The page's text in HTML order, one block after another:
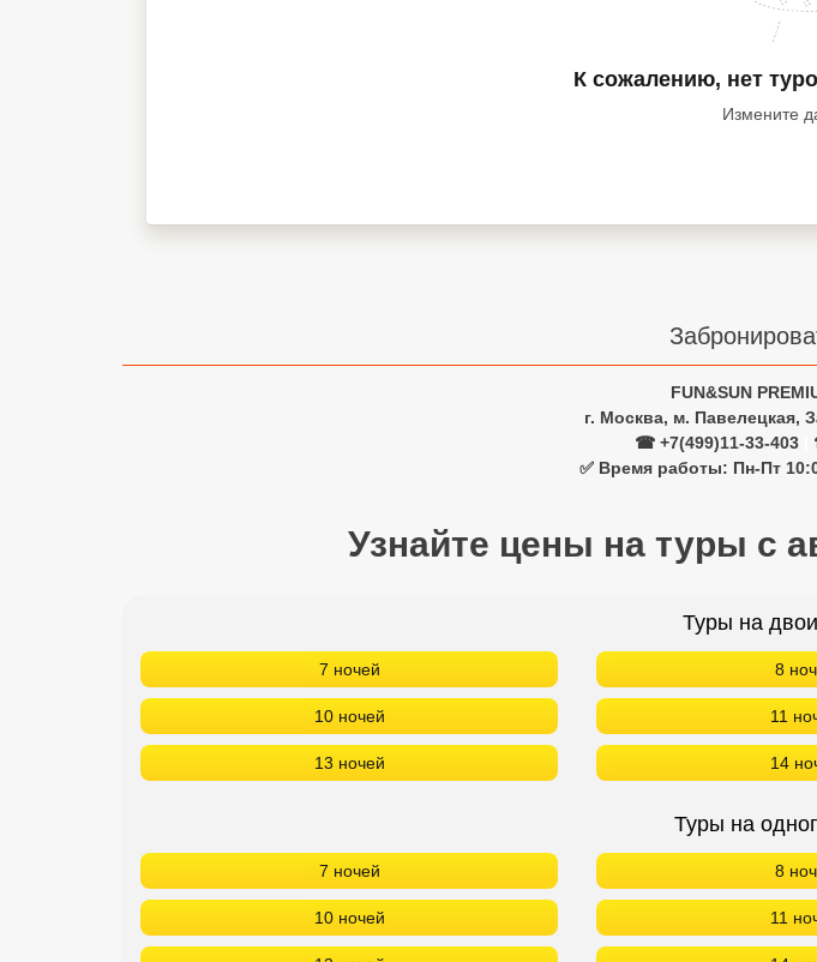
К сожалению, нет
Измените
FUN&SUN
г. Москва, м. Павелецкая,
☎ +7(499)11-33-403
✅ Время работы: Пн-Пт
Узнайте цены на туры с
Туры на
7 ночей 8
10 ночей 11
13 ночей 14
Туры на
7 ночей 8
10 ночей 11
Сетевые отели Вьетнама
Сетевые отели Сейшел
Сетевые отели Маврикия